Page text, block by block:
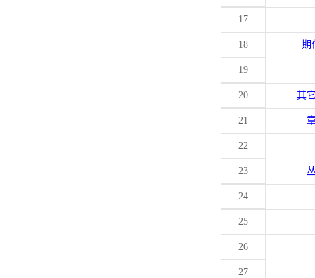
17
18 期
19
20 其
21
22
23
24
25
26
27